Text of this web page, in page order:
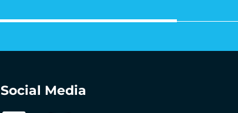
Social Media